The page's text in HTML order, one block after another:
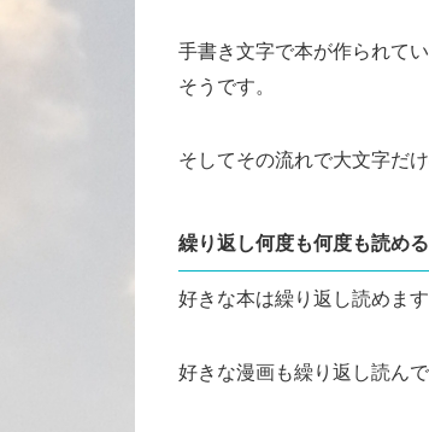
手書き文字で本が作られて
そうです。
そしてその流れで大文字だ
繰り返し何度も何度も読める
好きな本は繰り返し読めます
好きな漫画も繰り返し読ん